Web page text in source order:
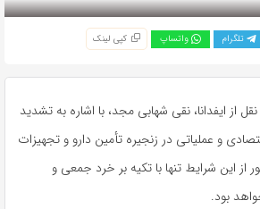
تلگرام واتساپ کپی لینک
از ایفدانا، نقی شهابی مجد، با اشاره به تشدید
و عملیاتی در زنجیره تأمین دارو و تجهیزات
از این شرایط تنها با تکیه بر خرد جمعی و
بود.